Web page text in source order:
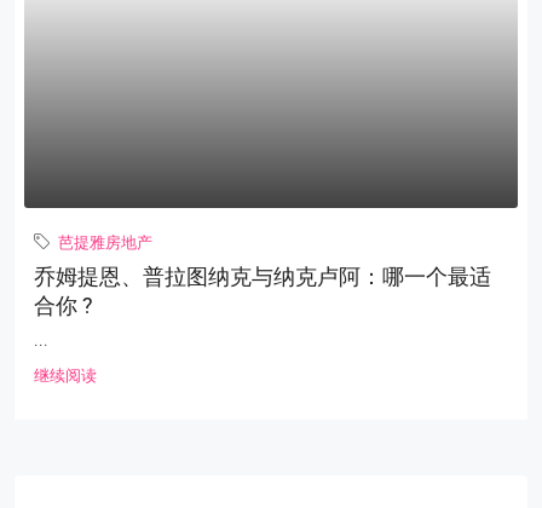
芭提雅房地产
乔姆提恩、普拉图纳克与纳克卢阿：哪一个最适
合你 ?
...
继续阅读